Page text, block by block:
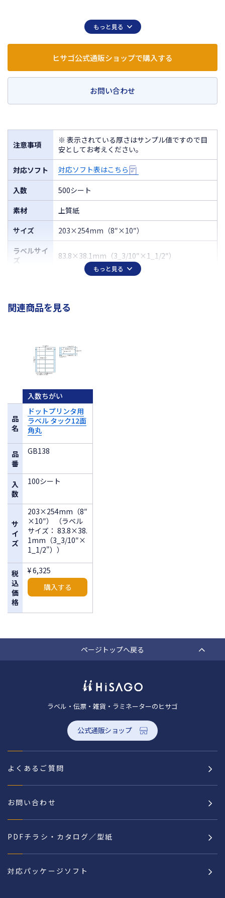
もっと見る
ヒサゴ公式通販ショップで購入する
お問い合わせ
注意事項
※ 表示されている厚さはサンプル値ですので目
安としてお考えください。
対応ソフト 対応ソフト表はこちら
入数
500シート
素材
上質紙
サイズ
203×254mm（8″×10″）
ラベルサイ
ズ
83.8×38.1mm（3_3/10″×1_1/2″）
もっと見る
関連商品を見る
品
名
品
番
入
数
サ
イ
ズ
税
込
価
格
入数ちがい
ドットプリンタ用
ラベル タック12面
角丸
GB138
100シート
203×254mm（8″
×10″） （ラベル
サイズ： 83.8×38.
1mm（3_3/10″×
1_1/2"））
¥ 6,325
購入する
ページトップへ戻る
ラベル・伝票・雑貨・ラミネーターのヒサゴ
公式通販ショップ
よくあるご質問
お問い合わせ
PDFチラシ・カタログ／型紙
対応パッケージソフト